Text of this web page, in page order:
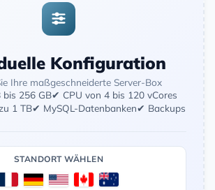
Konfiguration
Ihre maßgeschneiderte Server-Box
256 GB✔ CPU von 4 bis 120 vCores
1 TB✔ MySQL-Datenbanken✔ Backups
STANDORT WÄHLEN